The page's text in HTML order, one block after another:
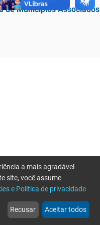
de Municípios Associados
web
Notícias
more_horiz
Mais
a mais agradável
site, você assume
e Política de privacidade
Recusar Aceitar todos
tente novamente